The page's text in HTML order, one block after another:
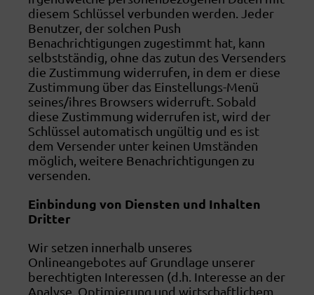
diesem Schlüssel verbunden werden. Jeder
Benutzer, der solchen Push
Benachrichtigungen zugestimmt hat, kann
selbstständig, ohne das zutun des Versenders
die Zustimmung widerrufen, in dem er diese
Zustimmung über das Einstellungs-Menü
seines/ihres Browsers widerruft. Sobald
diese Zustimmung widerrufen ist, wird der
Schlüssel automatisch ungültig und es ist
dem Versender unter keinen Umständen
möglich, weitere Benachrichtigungen zu
versenden.
Einbindung von Diensten und Inhalten
Dritter
Wir setzen innerhalb unseres
Onlineangebotes auf Grundlage unserer
berechtigten Interessen (d.h. Interesse an der
Analyse, Optimierung und wirtschaftlichem